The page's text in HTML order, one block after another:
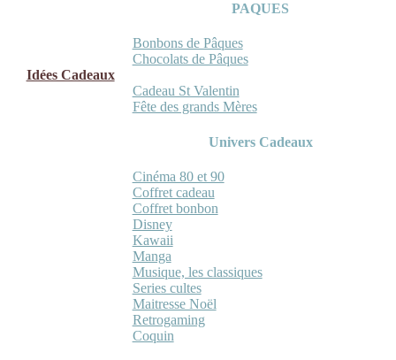
PAQUES
Bonbons de Pâques
Chocolats de Pâques
Idées Cadeaux
Cadeau St Valentin
Fête des grands Mères
Univers Cadeaux
Cinéma 80 et 90
Coffret cadeau
Coffret bonbon
Disney
Kawaii
Manga
Musique, les classiques
Series cultes
Maitresse Noël
Retrogaming
Coquin